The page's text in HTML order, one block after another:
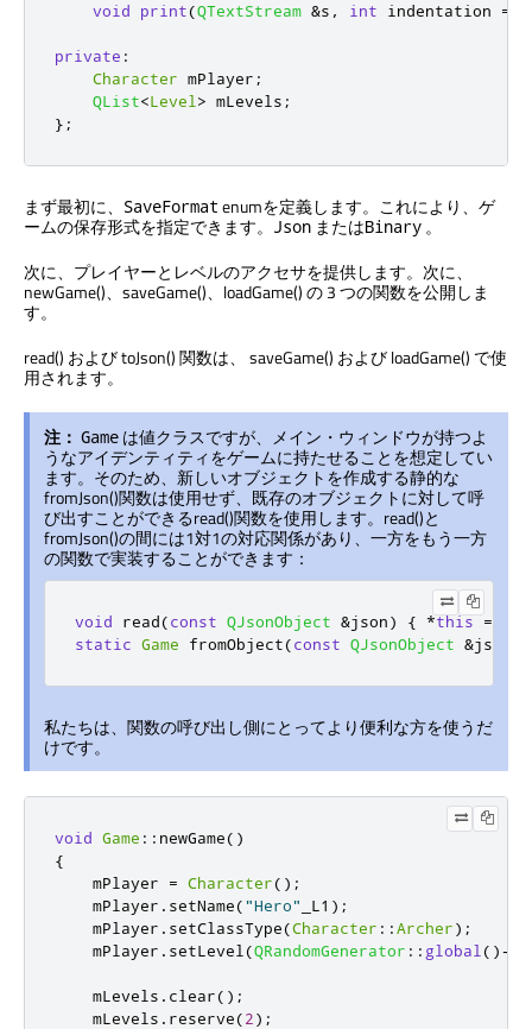
void print(QTextStream &s , int indentation =
private :
Character mPlayer ;
QList<Level > mLevels ;
};
まず最初に、 SaveFormat enumを定義します。これにより、ゲ
ームの保存形式を指定できます。 Json またはBinary 。
次に、プレイヤーとレベルのアクセサを提供します。次に、
newGame()、saveGame()、loadGame() の 3 つの関数を公開しま
す。
read() および toJson() 関数は、 saveGame() および loadGame() で使
用されます。
注： Game は値クラスですが、メイン・ウィンドウが持つよ
うなアイデンティティをゲームに持たせることを想定してい
ます。そのため、新しいオブジェクトを作成する静的な
fromJson()関数は使用せず、既存のオブジェクトに対して呼
び出すことができるread()関数を使用します。read()と
fromJson()の間には1対1の対応関係があり、一方をもう一方
の関数で実装することができます：
void read(const QJsonObject &json) { *this =
static Game fromObject(const QJsonObject &json
私たちは、関数の呼び出し側にとってより便利な方を使うだ
けです。
void Game :: newGame()
{
    mPlayer
= Character();
    mPlayer
. setName("Hero" _L1 );
    mPlayer
. setClassType(Character ::Archer);
    mPlayer
. setLevel (QRandomGenerator :: global ()-
    mLevels
. clear();
    mLevels
. reserve(2);